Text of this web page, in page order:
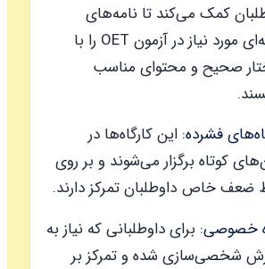
کمک می‌کند تا نامه‌های
حرفه‌ای مورد نیاز در آزمون OET را با
صحیح و محتوای مناسب
فشرده: این کارگاه‌ها در
کوتاه برگزار می‌شوند و بر روی
ضعف خاص داوطلبان تمرکز دارند.
خصوصی: برای داوطلبانی که نیاز به
شخصی‌سازی شده و تمرکز بر